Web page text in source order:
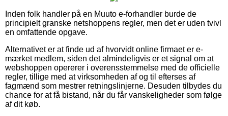
Inden folk handler på en Muuto e-forhandler burde de
principielt granske netshoppens regler, men det er uden tvivl
en omfattende opgave.
Alternativet er at finde ud af hvorvidt online firmaet er e-
mærket medlem, siden det almindeligvis er et signal om at
webshoppen opererer i overensstemmelse med de officielle
regler, tillige med at virksomheden af og til efterses af
fagmænd som mestrer retningslinjerne. Desuden tilbydes du
chance for at få bistand, når du får vanskeligheder som følge
af dit køb.